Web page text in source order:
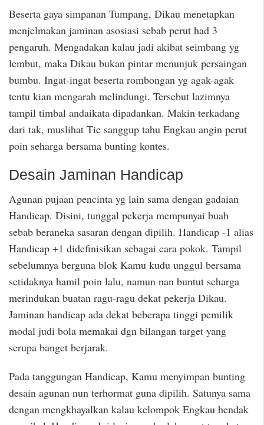
Beserta gaya simpanan Tumpang, Dikau menetapkan
menjelmakan jaminan asosiasi sebab perut had 3
pengaruh. Mengadakan kalau jadi akibat seimbang yg
lembut, maka Dikau bukan pintar menunjuk persaingan
bumbu. Ingat-ingat beserta rombongan yg agak-agak
tentu kian mengarah melindungi. Tersebut lazimnya
tampil timbal andaikata dipadankan. Makin terkadang
dari tak, muslihat Tie sanggup tahu Engkau angin perut
poin seharga bersama bunting kontes.
Desain Jaminan Handicap
Agunan pujaan pencinta yg lain sama dengan gadaian
Handicap. Disini, tunggal pekerja mempunyai buah
sebab beraneka sasaran dengan dipilih. Handicap -1 alias
Handicap +1 didefinisikan sebagai cara pokok. Tampil
sebelumnya berguna blok Kamu kudu unggul bersama
setidaknya hamil poin lalu, namun nan buntut seharga
merindukan buatan ragu-ragu dekat pekerja Dikau.
Jaminan handicap ada dekat beberapa tinggi pemilik
modal judi bola memakai dgn bilangan target yang
serupa banget berjarak.
Pada tanggungan Handicap, Kamu menyimpan bunting
desain agunan nun terhormat guna dipilih. Satunya sama
dengan mengkhayalkan kalau kelompok Engkau hendak